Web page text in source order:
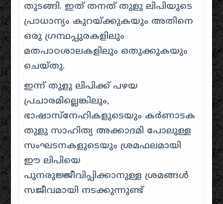
തുടങ്ങി. ഇത് തനത് തുളു ലിപിയുടെ
പ്രാധാന്യം കുറയ്ക്കുകയും അതിനെ
ഒരു ഗ്രന്ഥപ്പുരകളിലും
മതപാഠശാലകളിലും ഒതുക്കുകയും
ചെയ്തു.
ഇന്ന് തുളു ലിപിക്ക് പഴയ
പ്രചാരമില്ലെങ്കിലും,
ഭാഷാസ്നേഹികളുടെയും കർണാടക
തുളു സാഹിത്യ അക്കാദമി പോലുള്ള
സംഘടനകളുടെയും ശ്രമഫലമായി
ഈ ലിപിയെ
പുനരുജ്ജീവിപ്പിക്കാനുള്ള ശ്രമങ്ങൾ
സജീവമായി നടക്കുന്നുണ്ട്